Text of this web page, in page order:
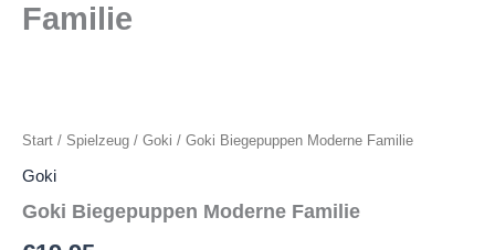
Familie
Start / Spielzeug / Goki / Goki Biegepuppen Moderne Familie
Goki
Goki Biegepuppen Moderne Familie